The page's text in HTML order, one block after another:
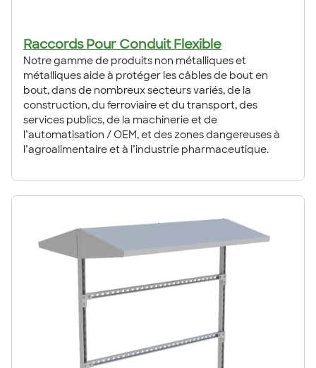
Raccords Pour Conduit Flexible
Notre gamme de produits non métalliques et
métalliques aide à protéger les câbles de bout en
bout, dans de nombreux secteurs variés, de la
construction, du ferroviaire et du transport, des
services publics, de la machinerie et de
l’automatisation / OEM, et des zones dangereuses à
l’agroalimentaire et à l’industrie pharmaceutique.